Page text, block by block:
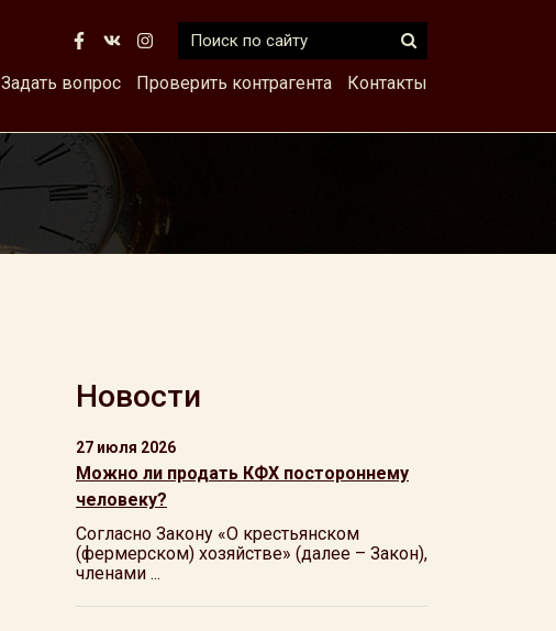
Задать вопрос Проверить контрагента Контакты
Новости
27 июля 2026
Можно ли продать КФХ постороннему
человеку?
Согласно Закону «О крестьянском
(фермерском) хозяйстве» (далее – Закон),
членами ...